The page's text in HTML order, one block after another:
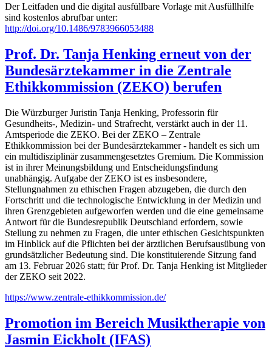
Der Leitfaden und die digital ausfüllbare Vorlage mit Ausfüllhilfe
sind kostenlos abrufbar unter:
http://doi.org/10.1486/9783966053488
Prof. Dr. Tanja Henking erneut von der
Bundesärztekammer in die Zentrale
Ethikkommission (ZEKO) berufen
Die Würzburger Juristin Tanja Henking, Professorin für
Gesundheits-, Medizin- und Strafrecht, verstärkt auch in der 11.
Amtsperiode die ZEKO. Bei der ZEKO – Zentrale
Ethikkommission bei der Bundesärztekammer - handelt es sich um
ein multidisziplinär zusammengesetztes Gremium. Die Kommission
ist in ihrer Meinungsbildung und Entscheidungsfindung
unabhängig. Aufgabe der ZEKO ist es insbesondere,
Stellungnahmen zu ethischen Fragen abzugeben, die durch den
Fortschritt und die technologische Entwicklung in der Medizin und
ihren Grenzgebieten aufgeworfen werden und die eine gemeinsame
Antwort für die Bundesrepublik Deutschland erfordern, sowie
Stellung zu nehmen zu Fragen, die unter ethischen Gesichtspunkten
im Hinblick auf die Pflichten bei der ärztlichen Berufsausübung von
grundsätzlicher Bedeutung sind. Die konstituierende Sitzung fand
am 13. Februar 2026 statt; für Prof. Dr. Tanja Henking ist Mitglieder
der ZEKO seit 2022.
https://www.zentrale-ethikkommission.de/
Promotion im Bereich Musiktherapie von
Jasmin Eickholt (IFAS)